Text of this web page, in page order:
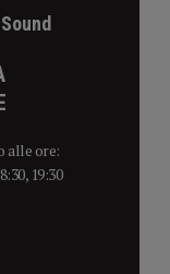
alle ore:
19:30